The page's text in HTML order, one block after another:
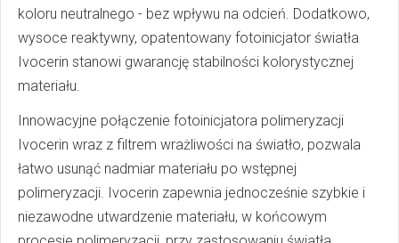
koloru neutralnego - bez wpływu na odcień. Dodatkowo,
wysoce reaktywny, opatentowany fotoinicjator światła
Ivocerin stanowi gwarancję stabilności kolorystycznej
materiału.
Innowacyjne połączenie fotoinicjatora polimeryzacji
Ivocerin wraz z filtrem wrażliwości na światło, pozwala
łatwo usunąć nadmiar materiału po wstępnej
polimeryzacji. Ivocerin zapewnia jednocześnie szybkie i
niezawodne utwardzenie materiału, w końcowym